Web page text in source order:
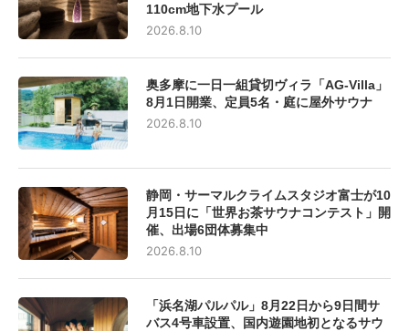
110cm地下水プール
2026.8.10
奥多摩に一日一組貸切ヴィラ「AG-Villa」
8月1日開業、定員5名・庭に屋外サウナ
2026.8.10
静岡・サーマルクライムスタジオ富士が10
月15日に「世界お茶サウナコンテスト」開
催、出場6団体募集中
2026.8.10
「浜名湖パルパル」8月22日から9日間サ
バス4号車設置、国内遊園地初となるサウ